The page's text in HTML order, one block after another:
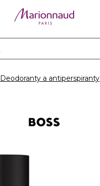
Deodoranty a antiperspiranty